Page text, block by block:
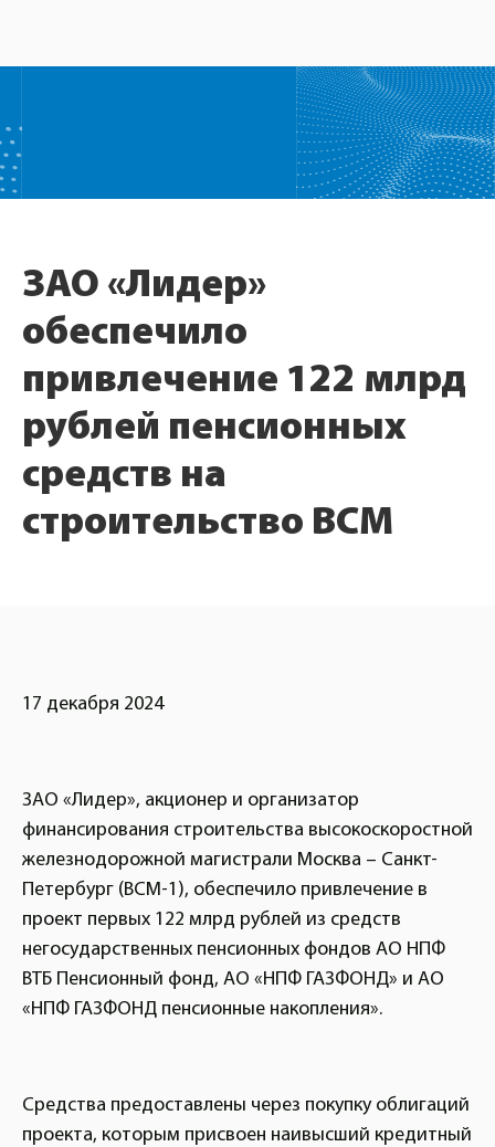
ЗАО «Лидер»
обеспечило
привлечение 122 млрд
рублей пенсионных
средств на
строительство ВСМ
17 декабря 2024
ЗАО «Лидер», акционер и организатор
финансирования строительства высокоскоростной
железнодорожной магистрали Москва – Санкт-
Петербург (ВСМ-1), обеспечило привлечение в
проект первых 122 млрд рублей из средств
негосударственных пенсионных фондов АО НПФ
ВТБ Пенсионный фонд, АО «НПФ ГАЗФОНД» и АО
«НПФ ГАЗФОНД пенсионные накопления».
Средства предоставлены через покупку облигаций
проекта, которым присвоен наивысший кредитный